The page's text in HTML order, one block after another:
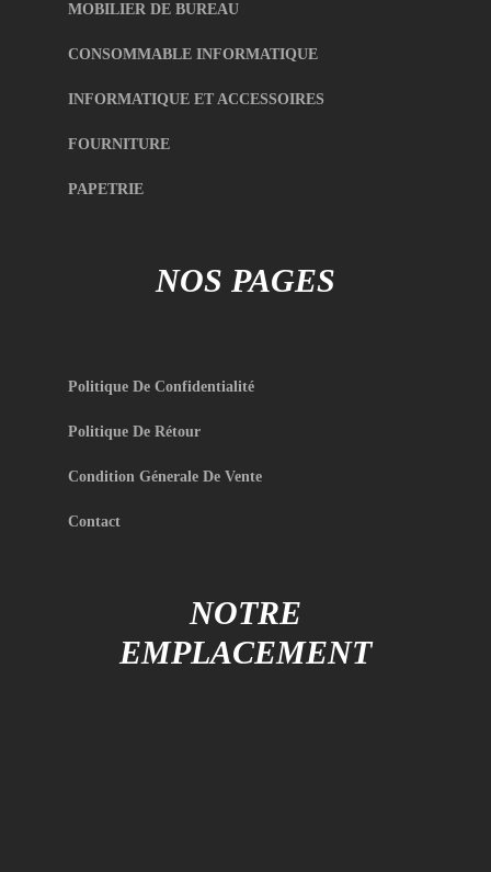
MOBILIER DE BUREAU
CONSOMMABLE INFORMATIQUE
INFORMATIQUE ET ACCESSOIRES
FOURNITURE
PAPETRIE
NOS PAGES
Politique De Confidentialité
Politique De Rétour
Condition Génerale De Vente
Contact
NOTRE
EMPLACEMENT